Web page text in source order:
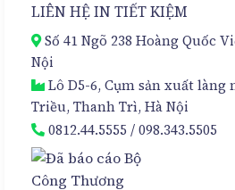
LIÊN HỆ IN TIẾT KIỆM
Số 41 Ngõ 238 Hoàng Quốc
Nội
Lô D5-6, Cụm sản xuất làng
Triều, Thanh Trì, Hà Nội
0812.44.5555 /098.343.5505